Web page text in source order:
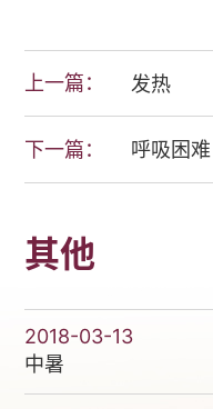
上一篇： 发热
下一篇： 呼吸困难
其他
2018-03-13
中暑